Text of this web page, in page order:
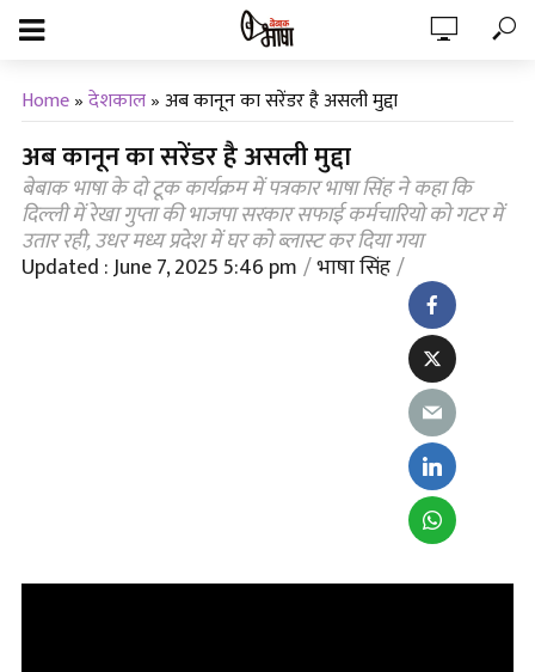
Home»देशकाल»अब कानून का सरेंडर है असली मुद्दा
अब कानून का सरेंडर है असली मुद्दा
बेबाक भाषा के दो टूक कार्यक्रम में पत्रकार भाषा सिंह ने कहा कि
दिल्ली में रेखा गुप्ता की भाजपा सरकार सफाई कर्मचारियो को गटर में
उतार रही, उधर मध्य प्रदेश में घर को ब्लास्ट कर दिया गया
Updated : June 7, 2025 5:46 pm भाषा सिंह